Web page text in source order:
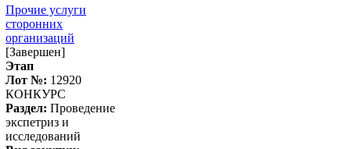
Прочие услуги
сторонних
организаций
[Завершен]
Этап
Лот №: 12920
КОНКУРС
Раздел: Проведение
экспетриз и
исследований